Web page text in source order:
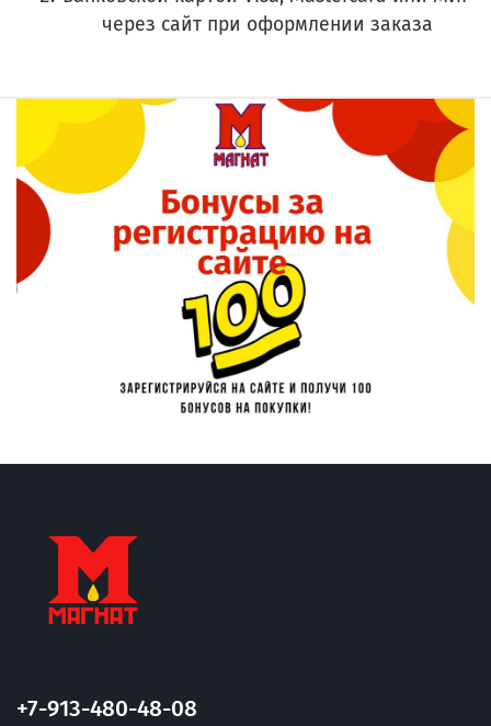
через сайт при оформлении заказа
+7-913-480-48-08